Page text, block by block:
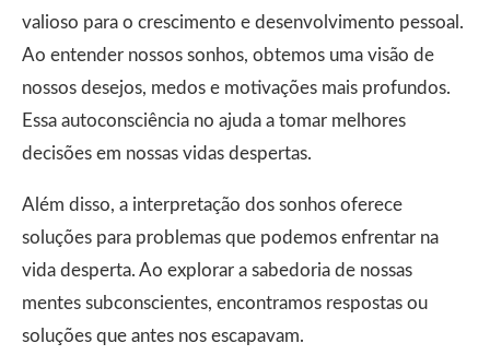
valioso para o crescimento e desenvolvimento pessoal.
Ao entender nossos sonhos, obtemos uma visão de
nossos desejos, medos e motivações mais profundos.
Essa autoconsciência no ajuda a tomar melhores
decisões em nossas vidas despertas.
Além disso, a interpretação dos sonhos oferece
soluções para problemas que podemos enfrentar na
vida desperta. Ao explorar a sabedoria de nossas
mentes subconscientes, encontramos respostas ou
soluções que antes nos escapavam.